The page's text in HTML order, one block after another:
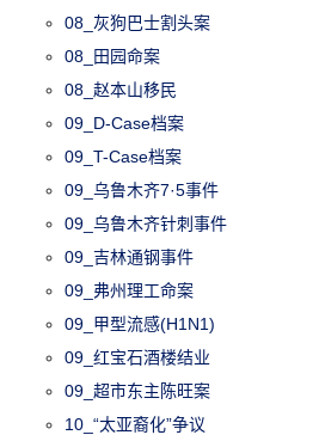
08_灰狗巴士割头案
08_田园命案
08_赵本山移民
09_D-Case档案
09_T-Case档案
09_乌鲁木齐7·5事件
09_乌鲁木齐针刺事件
09_吉林通钢事件
09_弗州理工命案
09_甲型流感(H1N1)
09_红宝石酒楼结业
09_超市东主陈旺案
10_“太亚裔化”争议